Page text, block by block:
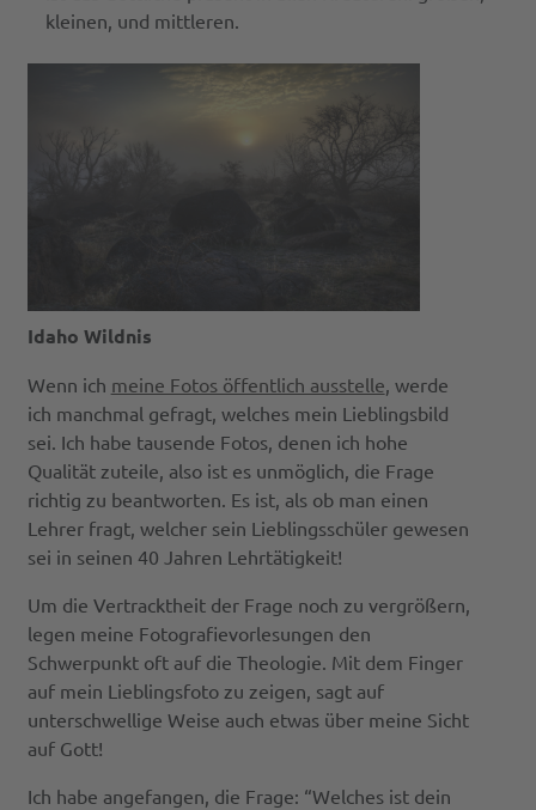
kleinen, und mittleren.
Idaho Wildnis
Wenn ich meine Fotos öffentlich ausstelle, werde
ich manchmal gefragt, welches mein Lieblingsbild
sei. Ich habe tausende Fotos, denen ich hohe
Qualität zuteile, also ist es unmöglich, die Frage
richtig zu beantworten. Es ist, als ob man einen
Lehrer fragt, welcher sein Lieblingsschüler gewesen
sei in seinen 40 Jahren Lehrtätigkeit!
Um die Vertracktheit der Frage noch zu vergrößern,
legen meine Fotografievorlesungen den
Schwerpunkt oft auf die Theologie. Mit dem Finger
auf mein Lieblingsfoto zu zeigen, sagt auf
unterschwellige Weise auch etwas über meine Sicht
auf Gott!
Ich habe angefangen, die Frage: “Welches ist dein